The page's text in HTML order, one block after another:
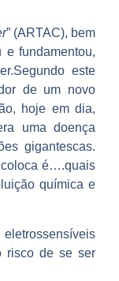
” (ARTAC), bem
e fundamentou,
Segundo este
de um novo
hoje em dia,
uma doença
gigantescas.
coloca é….quais
química e
risco de se ser